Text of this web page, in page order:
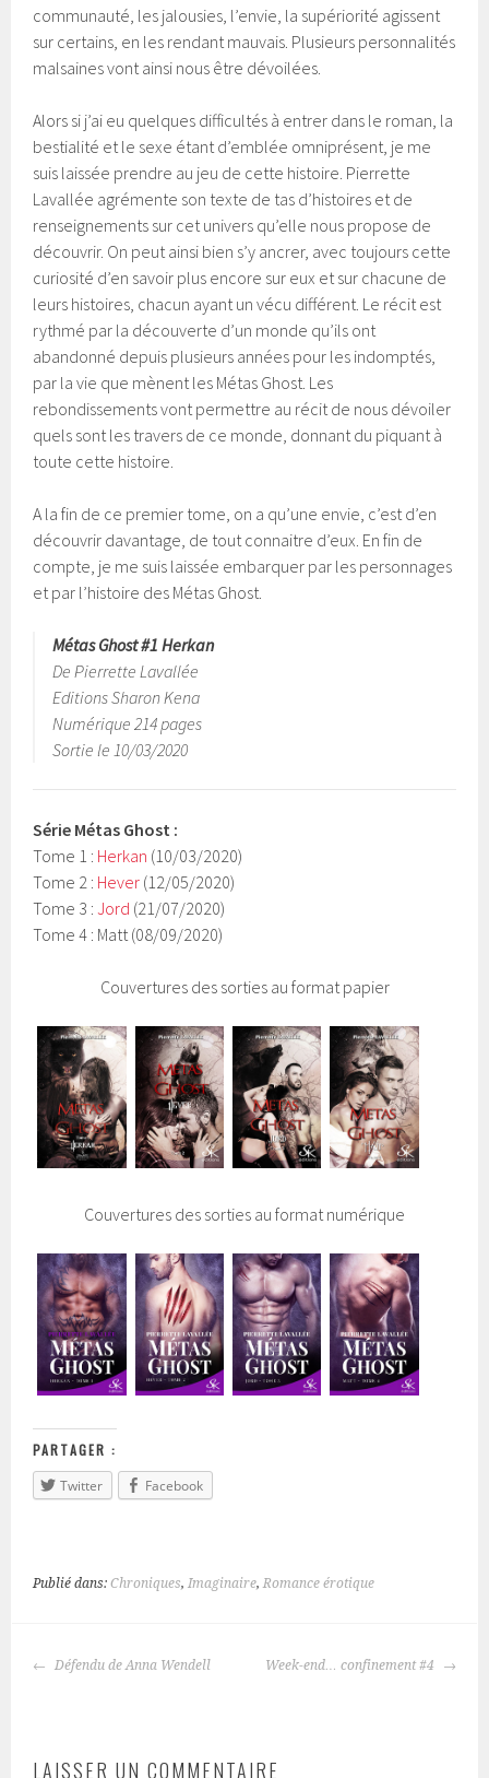
communauté, les jalousies, l’envie, la supériorité agissent
sur certains, en les rendant mauvais. Plusieurs personnalités
malsaines vont ainsi nous être dévoilées.
Alors si j’ai eu quelques difficultés à entrer dans le roman, la
bestialité et le sexe étant d’emblée omniprésent, je me
suis laissée prendre au jeu de cette histoire. Pierrette
Lavallée agrémente son texte de tas d’histoires et de
renseignements sur cet univers qu’elle nous propose de
découvrir. On peut ainsi bien s’y ancrer, avec toujours cette
curiosité d’en savoir plus encore sur eux et sur chacune de
leurs histoires, chacun ayant un vécu différent. Le récit est
rythmé par la découverte d’un monde qu’ils ont
abandonné depuis plusieurs années pour les indomptés,
par la vie que mènent les Métas Ghost. Les
rebondissements vont permettre au récit de nous dévoiler
quels sont les travers de ce monde, donnant du piquant à
toute cette histoire.
A la fin de ce premier tome, on a qu’une envie, c’est d’en
découvrir davantage, de tout connaitre d’eux. En fin de
compte, je me suis laissée embarquer par les personnages
et par l’histoire des Métas Ghost.
Métas Ghost #1 Herkan
De Pierrette Lavallée
Editions Sharon Kena
Numérique 214 pages
Sortie le 10/03/2020
Série Métas Ghost :
Tome 1 : Herkan (10/03/2020)
Tome 2 : Hever (12/05/2020)
Tome 3 :Jord (21/07/2020)
Tome 4 : Matt (08/09/2020)
Couvertures des sorties au format papier
Couvertures des sorties au format numérique
PARTAGER :
Twitter
Facebook
Publié dans:Chroniques, Imaginaire, Romance érotique
Défendu de Anna Wendell Week-end… confinement #4
LAISSER UN COMMENTAIRE